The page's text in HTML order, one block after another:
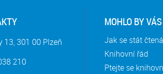
13, 301 00 Plzeň
210
MOHLO BY
Jak se stát
Knihovní řád
Ptejte se